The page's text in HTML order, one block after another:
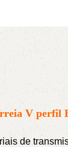
V perfil
de